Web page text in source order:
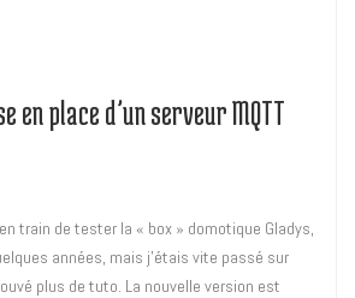
en place d’un serveur MQTT
train de tester la « box » domotique Gladys,
années, mais j’étais vite passé sur
plus de tuto. La nouvelle version est